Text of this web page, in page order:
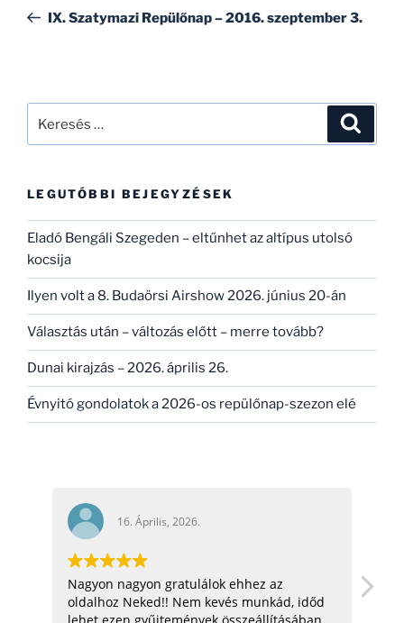
bejegyzés
IX. Szatymazi Repülőnap – 2016. szeptember 3.
LEGUTÓBBI BEJEGYZÉSEK
Eladó Bengáli Szegeden – eltűnhet az altípus utolsó
kocsija
Ilyen volt a 8. Budaörsi Airshow 2026. június 20-án
Választás után – változás előtt – merre tovább?
Dunai kirajzás – 2026. április 26.
Évnyitó gondolatok a 2026-os repülőnap-szezon elé
16. Április, 2026.
Nagyon nagyon gratulálok ehhez az
oldalhoz Neked!! Nem kevés munkád, időd
hello!
üdv: zoli